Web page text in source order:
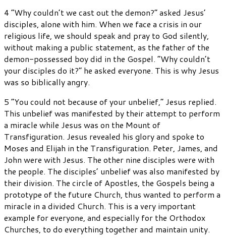
4 “Why couldn’t we cast out the demon?” asked Jesus’
disciples, alone with him. When we face a crisis in our
religious life, we should speak and pray to God silently,
without making a public statement, as the father of the
demon-possessed boy did in the Gospel. “Why couldn’t
your disciples do it?” he asked everyone. This is why Jesus
was so biblically angry.
5 “You could not because of your unbelief,” Jesus replied.
This unbelief was manifested by their attempt to perform
a miracle while Jesus was on the Mount of
Transfiguration. Jesus revealed his glory and spoke to
Moses and Elijah in the Transfiguration. Peter, James, and
John were with Jesus. The other nine disciples were with
the people. The disciples’ unbelief was also manifested by
their division. The circle of Apostles, the Gospels being a
prototype of the future Church, thus wanted to perform a
miracle in a divided Church. This is a very important
example for everyone, and especially for the Orthodox
Churches, to do everything together and maintain unity.